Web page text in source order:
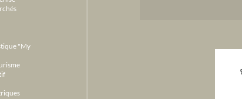
"My